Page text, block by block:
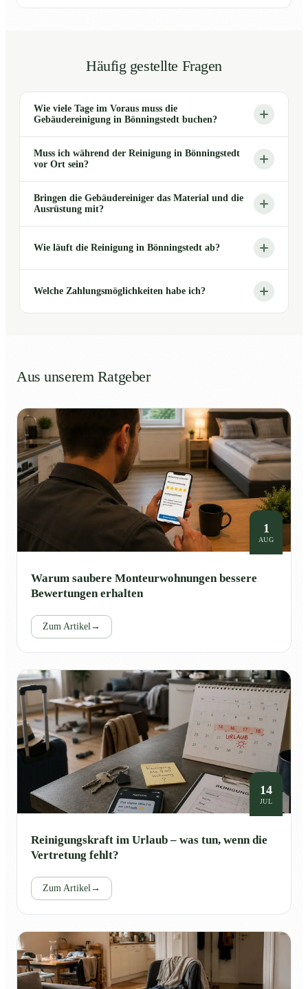
Häufig gestellte Fragen
Wie viele Tage im Voraus muss die
Gebäudereinigung in Bönningstedt buchen?
Muss ich während der Reinigung in Bönningstedt
vor Ort sein?
Bringen die Gebäudereiniger das Material und die
Ausrüstung mit?
Wie läuft die Reinigung in Bönningstedt ab?
Welche Zahlungsmöglichkeiten habe ich?
Aus unserem Ratgeber
1
AUG
Warum saubere Monteurwohnungen bessere
Bewertungen erhalten
Zum Artikel→
14
JUL
Reinigungskraft im Urlaub – was tun, wenn die
Vertretung fehlt?
Zum Artikel→